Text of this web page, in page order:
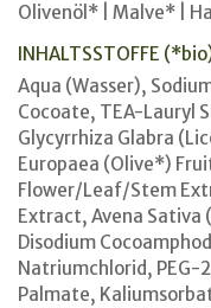
Olivenöl* | Malve* |
INHALTSSTOFFE
Aqua (Wasser),
Cocoate, TEA-Lauryl
Glycyrrhiza Glabra
Europaea (Olive*)
Flower/Leaf/Stem
Extract, Avena
Disodium
Natriumchlorid, PEG-
Palmate,